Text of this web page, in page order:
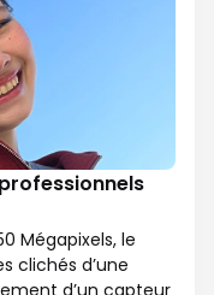
Mégapixels, le
clichés d’une
d’un capteur